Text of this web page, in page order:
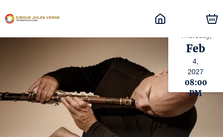
Feb
4,
2027
08:00
PM